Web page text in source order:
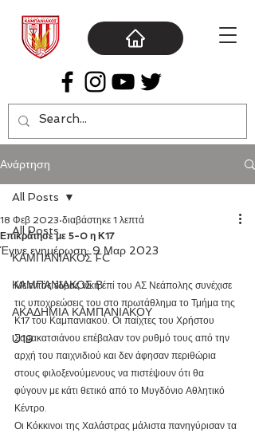
Ανάρτηση
All Posts
ΚΑΜΠΑΝΙΑΚΟΣ FC
ΚΑΜΠΑΝΙΑΚΟΣ Β΄
ΑΚΑΔΗΜΙΑ ΚΑΜΠΑΝΙΑΚΟΥ
U19
All Posts
Επικράτησε με 5-0 η Κ17
18 Φεβ 2023 διαβάστηκε 1 λεπτά
Έγινε ενημέρωση: 9 Μαρ 2023
Με εντός έδρας νίκη επί του ΑΣ Νεάπολης συνέχισε
τις υποχρεώσεις του στο πρωτάθλημα το Τμήμα της
Κ17 του Καμπανιακού. Οι παίχτες του Χρήστου
Σαρακατσιάνου επέβαλαν τον ρυθμό τους από την
αρχή του παιχνιδιού και δεν άφησαν περιθώρια
στους φιλοξενούμενους να πιστέψουν ότι θα
φύγουν με κάτι θετικό από το Μυγδόνιο Αθλητικό
Κέντρο.
Οι Κόκκινοι της Χαλάστρας μάλιστα πανηγύρισαν τα